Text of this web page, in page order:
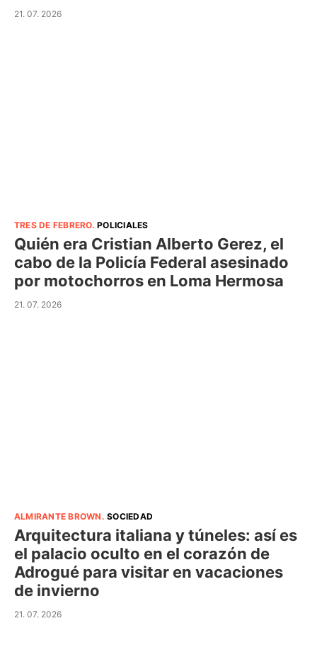
21. 07. 2026
TRES DE FEBRERO.POLICIALES
Quién era Cristian Alberto Gerez, el
cabo de la Policía Federal asesinado
por motochorros en Loma Hermosa
21. 07. 2026
ALMIRANTE BROWN .SOCIEDAD
Arquitectura italiana y túneles: así es
el palacio oculto en el corazón de
Adrogué para visitar en vacaciones
de invierno
21. 07. 2026